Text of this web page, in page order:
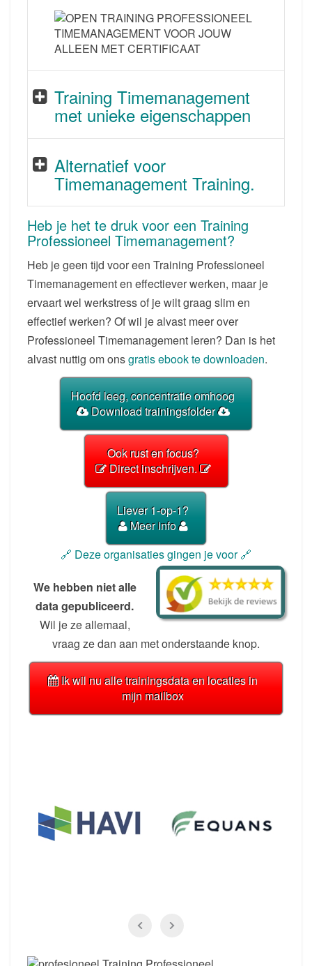
Training Timemanagement
met unieke eigenschappen
Alternatief voor
Timemanagement Training.
Heb je het te druk voor een Training
Professioneel Timemanagement?
Heb je geen tijd voor een Training Professioneel
Timemanagement en effectiever werken, maar je
ervaart wel werkstress of je wilt graag slim en
effectief werken? Of wil je alvast meer over
Professioneel Timemanagement leren? Dan is het
alvast nuttig om onsgratis ebook te downloaden.
Hoofd leeg, concentratie omhoog
Download trainingsfolder
Ook rust en focus?
Direct inschrijven.
Liever 1-op-1?
Meer info
🔗 Deze organisaties gingen je voor 🔗
We hebben niet alle
data gepubliceerd.
Wil je ze allemaal,
vraag ze dan aan met onderstaande knop.
Ik wil nu alle trainingsdata en locaties in
mijn mailbox